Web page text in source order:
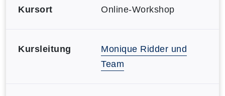
Kursort Online-Workshop
Kursleitung
Monique Ridder und
Team